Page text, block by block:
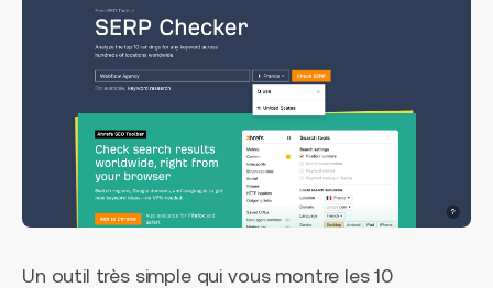
Un outil très simple qui vous montre les 10